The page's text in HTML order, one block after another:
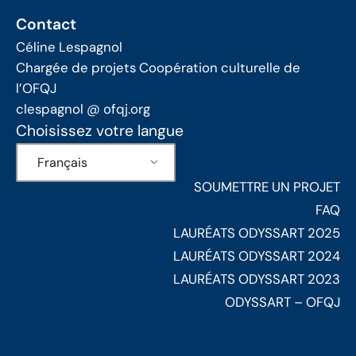
Contact
Céline Lespagnol
Chargée de projets Coopération culturelle de
l’OFQJ
clespagnol @ ofqj.org
Choisissez votre langue
Français
SOUMETTRE UN PROJET
FAQ
LAURÉATS ODYSSART 2025
LAURÉATS ODYSSART 2024
LAURÉATS ODYSSART 2023
ODYSSART – OFQJ